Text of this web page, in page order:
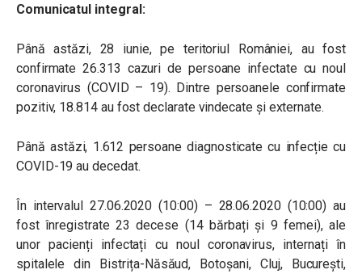
Comunicatul integral:
Până astăzi, 28 iunie, pe teritoriul României, au fost
confirmate 26.313 cazuri de persoane infectate cu noul
coronavirus (COVID – 19). Dintre persoanele confirmate
pozitiv, 18.814 au fost declarate vindecate și externate.
Până astăzi, 1.612 persoane diagnosticate cu infecție cu
COVID-19 au decedat.
În intervalul 27.06.2020 (10:00) – 28.06.2020 (10:00) au
fost înregistrate 23 decese (14 bărbați și 9 femei), ale
unor pacienți infectați cu noul coronavirus, internați în
spitalele din Bistrița-Năsăud, Botoșani, Cluj, București,